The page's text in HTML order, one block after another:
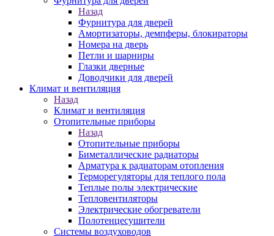
Назад
Фурнитура для дверей
Амортизаторы, демпферы, блокираторы
Номера на дверь
Петли и шарниры
Глазки дверные
Доводчики для дверей
Климат и вентиляция
Назад
Климат и вентиляция
Отопительные приборы
Назад
Отопительные приборы
Биметаллические радиаторы
Арматура к радиаторам отопления
Терморегуляторы для теплого пола
Теплые полы электрические
Тепловентиляторы
Электрические обогреватели
Полотенцесушители
Системы воздуховодов